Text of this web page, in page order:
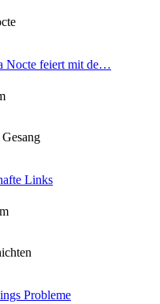
Nocte feiert mit de…
Links
Probleme